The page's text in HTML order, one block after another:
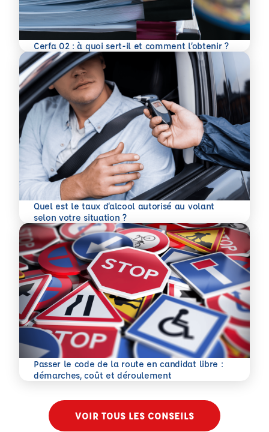
Cerfa 02 : à quoi sert-il et comment l’obtenir ?
En savoir plus
Quel est le taux d’alcool autorisé au volant
selon votre situation ?
En savoir plus
Passer le code de la route en candidat libre :
démarches, coût et déroulement
En savoir plus
VOIR TOUS LES CONSEILS